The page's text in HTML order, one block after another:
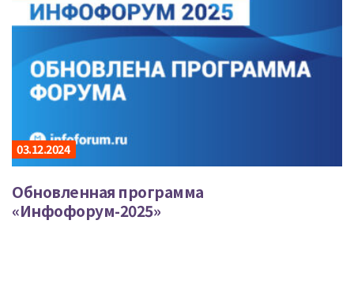
03.12.2024
Обновленная программа
«Инфофорум-2025»